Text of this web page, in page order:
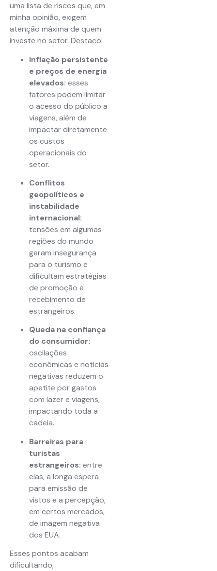
uma lista de riscos que, em
minha opinião, exigem
atenção máxima de quem
investe no setor. Destaco:
Inflação persistente
e preços de energia
elevados: esses
fatores podem limitar
o acesso do público a
viagens, além de
impactar diretamente
os custos
operacionais do
setor.
Conflitos
geopolíticos e
instabilidade
internacional:
tensões em algumas
regiões do mundo
geram insegurança
para o turismo e
dificultam estratégias
de promoção e
recebimento de
estrangeiros.
Queda na confiança
do consumidor:
oscilações
econômicas e notícias
negativas reduzem o
apetite por gastos
com lazer e viagens,
impactando toda a
cadeia.
Barreiras para
turistas
estrangeiros: entre
elas, a longa espera
para emissão de
vistos e a percepção,
em certos mercados,
de imagem negativa
dos EUA.
Esses pontos acabam
dificultando,